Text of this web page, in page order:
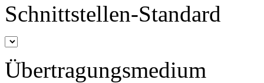
Schnittstellen-Standard
Übertragungsmedium